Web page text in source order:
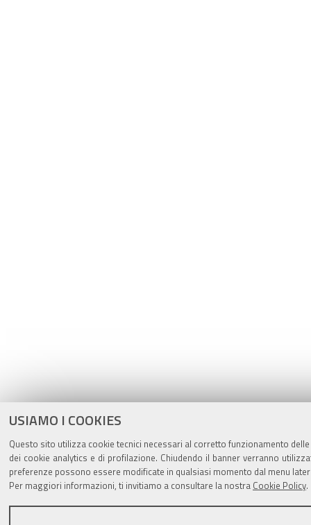
USIAMO I COOKIES
Questo sito utilizza cookie tecnici necessari al corretto funzionamento
dei cookie analytics e di profilazione. Chiudendo il banner verranno
preferenze possono essere modificate in qualsiasi momento dal menu
Per maggiori informazioni, ti invitiamo a consultare la nostra Cookie Policy.